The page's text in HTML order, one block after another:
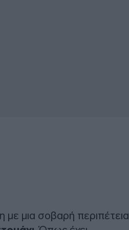
μια σοβαρή περιπέτεια